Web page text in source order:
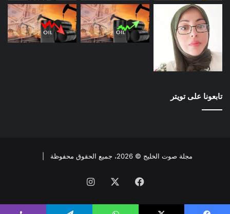
تابعونا على تويتر
مجلة صوت الخليج © 2026، جميع الحقوق محفوظة |
فيسبوك انستقرام